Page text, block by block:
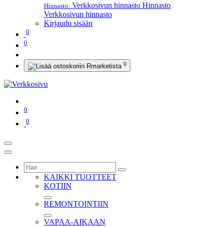
Hinnasto: Verkkosivun hinnasto Hinnasto
Verkkosivun hinnasto
Kirjaudu sisään
0
0
0
0
0
KAIKKI TUOTTEET
KOTIIN
REMONTOINTIIN
VAPAA-AIKAAN